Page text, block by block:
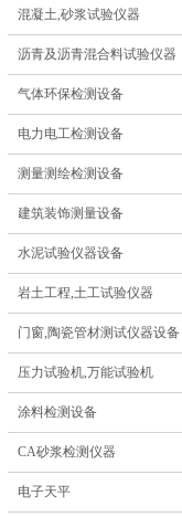
混凝土,砂浆试验仪器
沥青及沥青混合料试验仪器
气体环保检测设备
电力电工检测设备
测量测绘检测设备
建筑装饰测量设备
水泥试验仪器设备
岩土工程,土工试验仪器
门窗,陶瓷管材测试仪器设备
压力试验机,万能试验机
涂料检测设备
CA砂浆检测仪器
电子天平